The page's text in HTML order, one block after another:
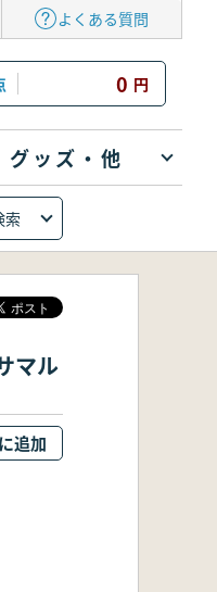
よくある質問
0 円
グッズ・他
索
マル
追加